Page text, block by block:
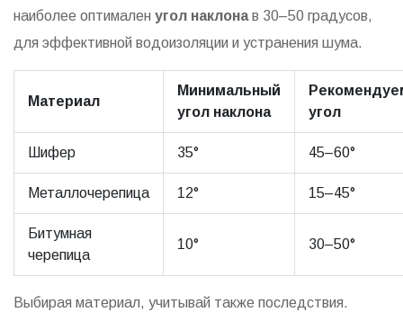
наиболее оптимален угол наклонав 30–50 градусов,
для эффективной водоизоляции и устранения шума.
Материал
Минимальный
угол наклона
угол
Шифер 35° 45–60°
Металлочерепица 12° 15–45°
Битумная
черепица
10° 30–50°
Выбирая материал, учитывай также последствия.